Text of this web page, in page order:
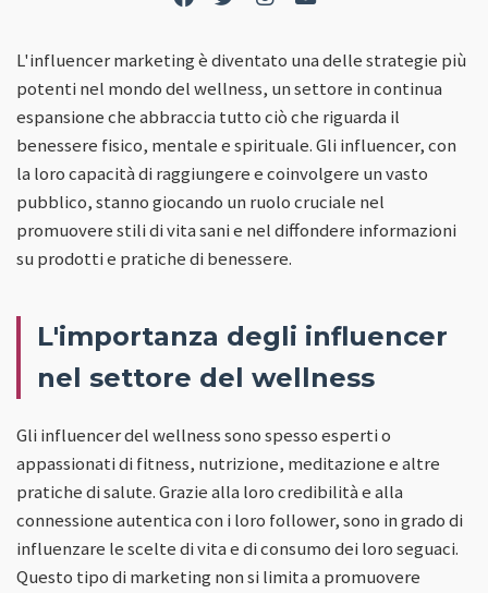
L'influencer marketing è diventato una delle strategie più
potenti nel mondo del wellness, un settore in continua
espansione che abbraccia tutto ciò che riguarda il
benessere fisico, mentale e spirituale. Gli influencer, con
la loro capacità di raggiungere e coinvolgere un vasto
pubblico, stanno giocando un ruolo cruciale nel
promuovere stili di vita sani e nel diffondere informazioni
su prodotti e pratiche di benessere.
L'importanza degli influencer
nel settore del wellness
Gli influencer del wellness sono spesso esperti o
appassionati di fitness, nutrizione, meditazione e altre
pratiche di salute. Grazie alla loro credibilità e alla
connessione autentica con i loro follower, sono in grado di
influenzare le scelte di vita e di consumo dei loro seguaci.
Questo tipo di marketing non si limita a promuovere